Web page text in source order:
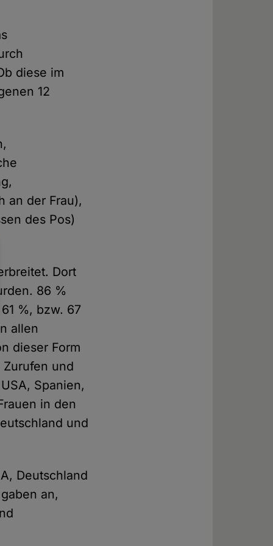
diese im
12
an der Frau),
des Pos)
Dort
86 %
%, bzw. 67
allen
dieser Form
und
Spanien,
in den
und
Deutschland
an,